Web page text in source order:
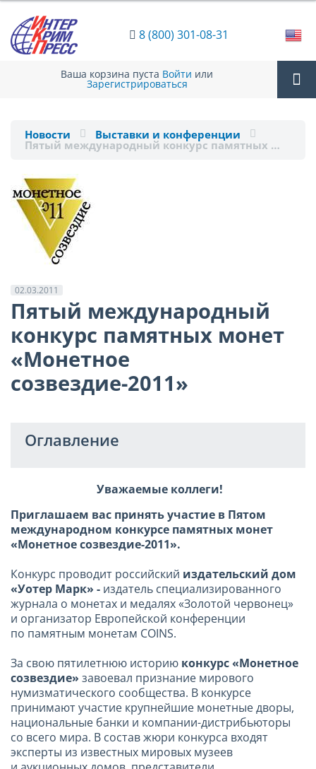
8 (800) 301-08-31
Ваша корзина пуста Войти или
Зарегистрироваться
Новости Выставки и конференции
Пятый международный конкурс памятных …
02.03.2011
Пятый международный
конкурс памятных монет
«Монетное
созвездие-2011»
Оглавление
Уважаемые коллеги!
Приглашаем вас принять участие в Пятом
международном конкурсе памятных монет
«Монетное созвездие-2011».
Конкурс проводит российский издательский дом
«Уотер Марк» - издатель специализированного
журнала о монетах и медалях «Золотой червонец»
и организатор Европейской конференции
по памятным монетам COINS.
За свою пятилетнюю историю конкурс «Монетное
созвездие» завоевал признание мирового
нумизматического сообщества. В конкурсе
принимают участие крупнейшие монетные дворы,
национальные банки и компании-дистрибьюторы
со всего мира. В состав жюри конкурса входят
эксперты из известных мировых музеев